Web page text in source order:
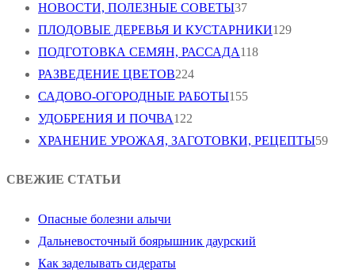
НОВОСТИ, ПОЛЕЗНЫЕ СОВЕТЫ37
ПЛОДОВЫЕ ДЕРЕВЬЯ И КУСТАРНИКИ129
ПОДГОТОВКА СЕМЯН, РАССАДА118
РАЗВЕДЕНИЕ ЦВЕТОВ224
САДОВО-ОГОРОДНЫЕ РАБОТЫ155
УДОБРЕНИЯ И ПОЧВА122
ХРАНЕНИЕ УРОЖАЯ, ЗАГОТОВКИ, РЕЦЕПТЫ59
СВЕЖИЕ СТАТЬИ
Опасные болезни алычи
Дальневосточный боярышник даурский
Как заделывать сидераты